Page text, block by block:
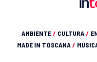
AMBIENTE/ CULTURA/
MADE IN TOSCANA/